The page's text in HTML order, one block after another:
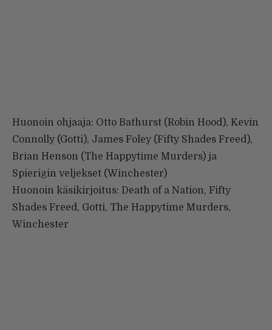
Huonoin ohjaaja: Otto Bathurst (Robin Hood), Kevin
Connolly (Gotti), James Foley (Fifty Shades Freed),
Brian Henson (The Happytime Murders) ja
Spierigin veljekset (Winchester)
Huonoin käsikirjoitus: Death of a Nation, Fifty
Shades Freed, Gotti, The Happytime Murders,
Winchester